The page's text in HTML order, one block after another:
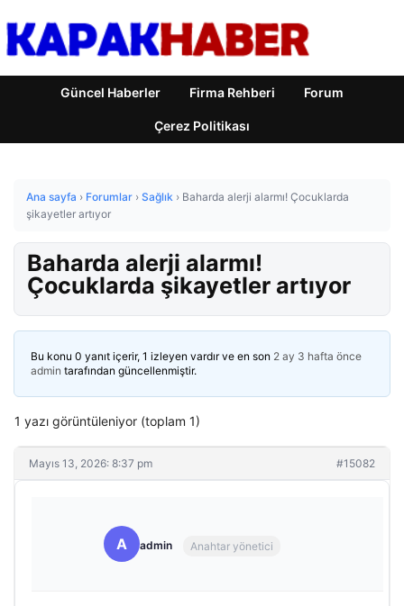
Güncel Haberler Firma Rehberi Forum
Çerez Politikası
Ana sayfa › Forumlar › Sağlık › Baharda alerji alarmı! Çocuklarda
şikayetler artıyor
Baharda alerji alarmı!
Çocuklarda şikayetler artıyor
Bu konu 0 yanıt içerir, 1 izleyen vardır ve en son 2 ay 3 hafta önce
admin tarafından güncellenmiştir.
1 yazı görüntüleniyor (toplam 1)
Mayıs 13, 2026: 8:37 pm #15082
A admin Anahtar yönetici